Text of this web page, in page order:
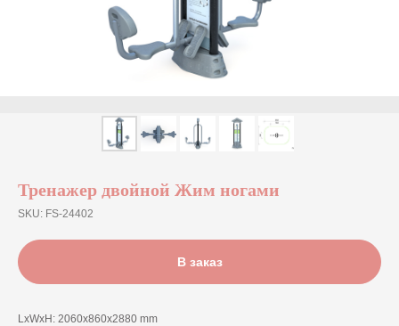
Тренажер двойной Жим ногами
SKU: FS-24402
В заказ
LxWxH: 2060x860x2880 mm